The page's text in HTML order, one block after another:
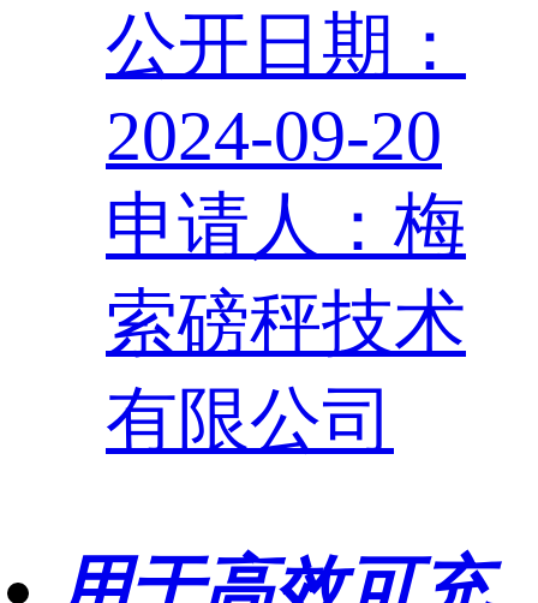
公开日期：
2024-09-20
申请人：梅
索磅秤技术
有限公司